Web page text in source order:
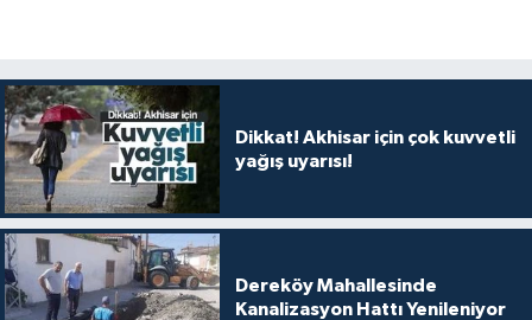
Dikkat! Akhisar için çok kuvvetli
yağış uyarısı!
Dereköy Mahallesinde
Kanalizasyon Hattı Yenileniyor